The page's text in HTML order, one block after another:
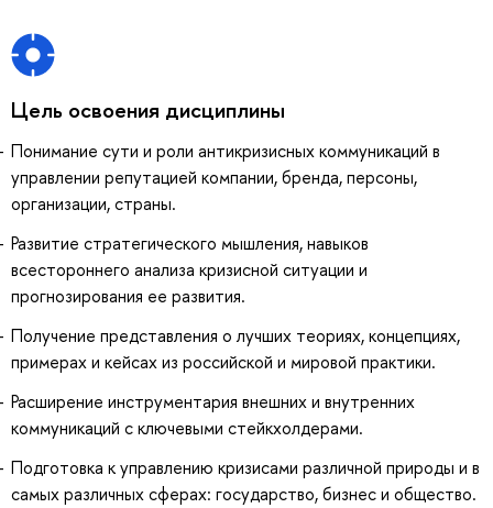
Цель освоения дисциплины
Понимание сути и роли антикризисных коммуникаций в
управлении репутацией компании, бренда, персоны,
организации, страны.
Развитие стратегического мышления, навыков
всестороннего анализа кризисной ситуации и
прогнозирования ее развития.
Получение представления о лучших теориях, концепциях,
примерах и кейсах из российской и мировой практики.
Расширение инструментария внешних и внутренних
коммуникаций с ключевыми стейкхолдерами.
Подготовка к управлению кризисами различной природы и в
самых различных сферах: государство, бизнес и общество.